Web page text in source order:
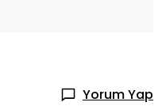
Yorum Yap